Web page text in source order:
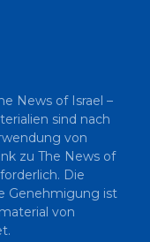
News of Israel –
sind nach
von
zu The News of
Die
Genehmigung ist
von